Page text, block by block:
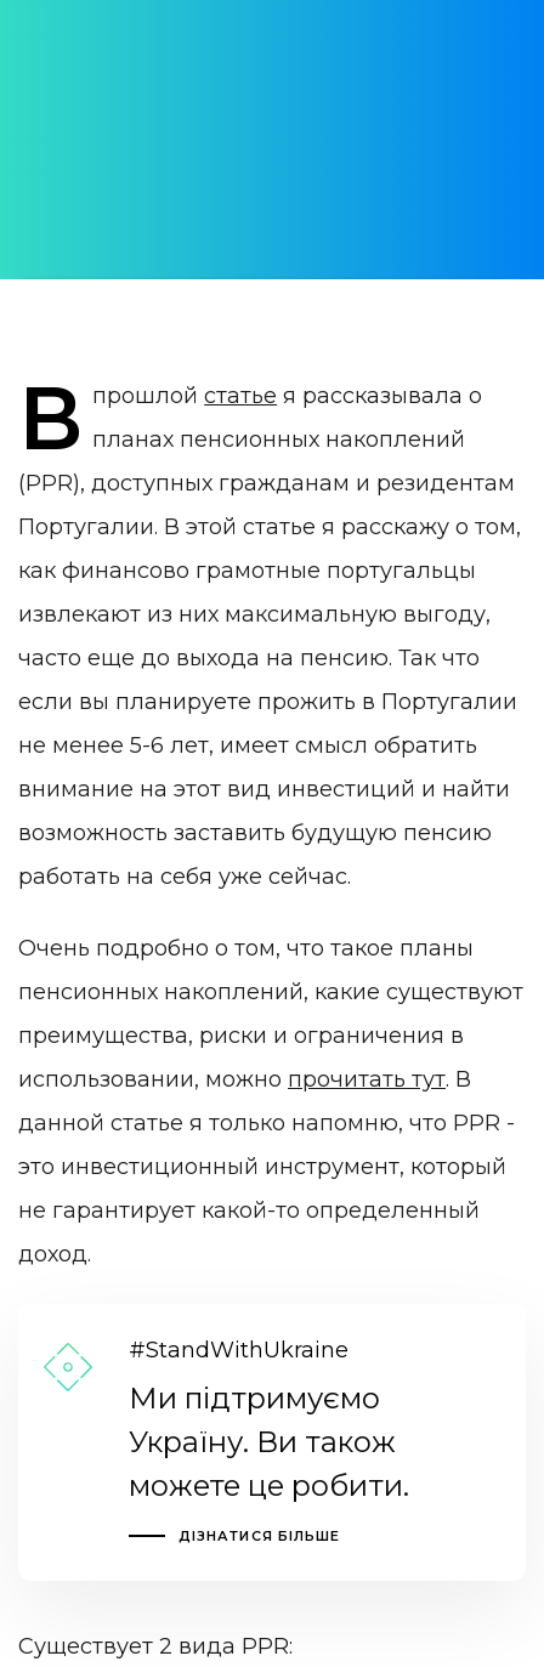
26 January 2023
В прошлойстатье я рассказывала о
планах пенсионных накоплений
(PPR), доступных гражданам и резидентам
Португалии. В этой статье я расскажу о том,
как финансово грамотные португальцы
извлекают из них максимальную выгоду,
часто еще до выхода на пенсию. Так что
если вы планируете прожить в Португалии
не менее 5-6 лет, имеет смысл обратить
внимание на этот вид инвестиций и найти
возможность заставить будущую пенсию
работать на себя уже сейчас.
Очень подробно о том, что такое планы
пенсионных накоплений, какие существуют
преимущества, риски и ограничения в
использовании, можно прочитать тут. В
данной статье я только напомню, что PPR -
это инвестиционный инструмент, который
не гарантирует какой-то определенный
доход.
#StandWithUkraine
Ми підтримуємо
Україну. Ви також
можете це робити.
ДІЗНАТИСЯ БІЛЬШЕ
Существует 2 вида PPR: